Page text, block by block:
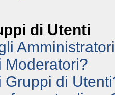
di Utenti
Moderatori?
Gruppi di